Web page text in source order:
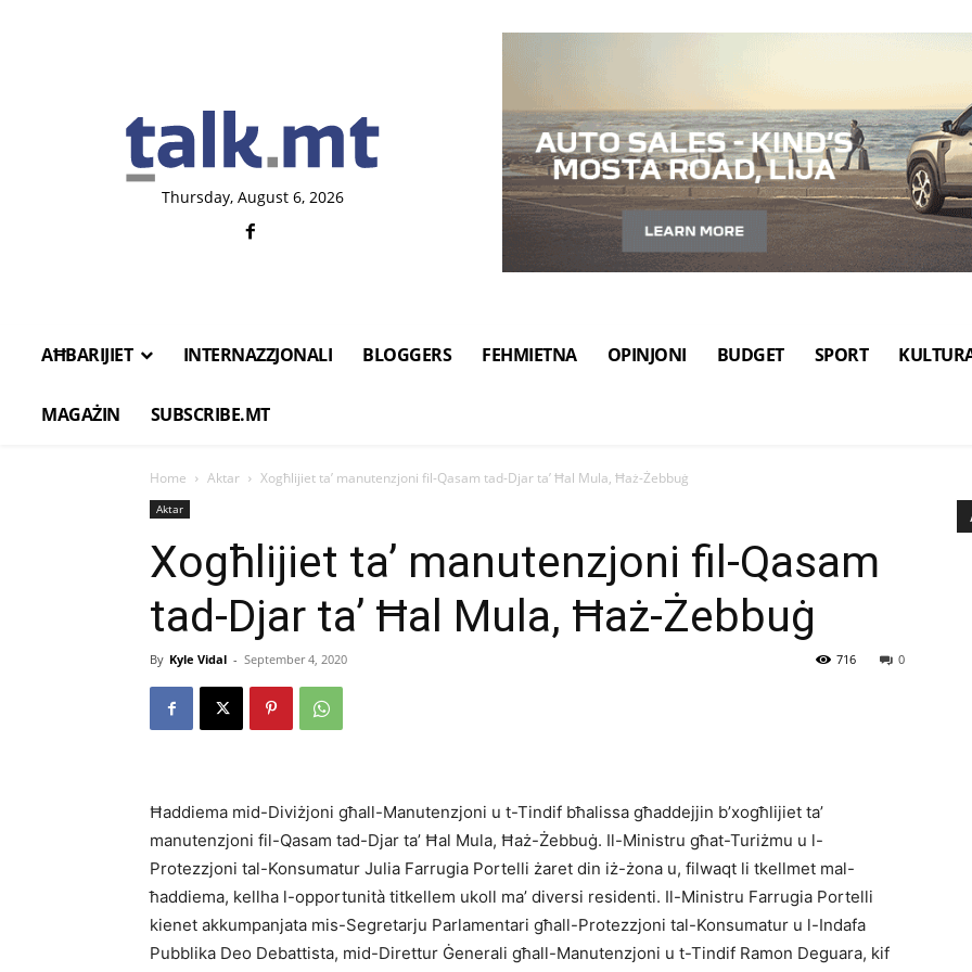
Thursday, August 6, 2026
AĦBARIJIET INTERNAZZJONALI BLOGGERS FEHMIETNA OPINJONI BUDGET SPORT
MAGAŻIN SUBSCRIBE.MT
Home Aktar Xogħlijiet ta’ manutenzjoni fil-Qasam tad-Djar ta’ Ħal Mula, Ħaż-Żebbuġ
Aktar
Xogħlijiet ta’ manutenzjoni fil-Qasam
tad-Djar ta’ Ħal Mula, Ħaż-Żebbuġ
By Kyle Vidal - September 4, 2020 0
716
Ħaddiema mid-Diviżjoni għall-Manutenzjoni u t-Tindif bħalissa għaddejjin b’xogħlijiet ta’
manutenzjoni fil-Qasam tad-Djar ta’ Ħal Mula, Ħaż-Żebbuġ. Il-Ministru għat-Turiżmu u l-
Protezzjoni tal-Konsumatur Julia Farrugia Portelli żaret din iż-żona u, filwaqt li tkellmet mal-
ħaddiema, kellha l-opportunità titkellem ukoll ma’ diversi residenti. Il-Ministru Farrugia Portelli
kienet akkumpanjata mis-Segretarju Parlamentari għall-Protezzjoni tal-Konsumatur u l-Indafa
Pubblika Deo Debattista, mid-Direttur Ġenerali għall-Manutenzjoni u t-Tindif Ramon Deguara, kif